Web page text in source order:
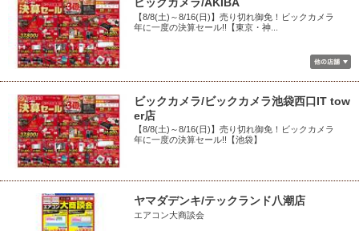
【8/8(土)～8/16(日)】売り切れ御免！ビックカメラ
年に一度の決算セール!!【東京・神...
ビックカメラ/ビックカメラ池袋西口IT tow
er店
【8/8(土)～8/16(日)】売り切れ御免！ビックカメラ
年に一度の決算セール!!【池袋】
ヤマダデンキ/テックランド八潮店
エアコン大商談会